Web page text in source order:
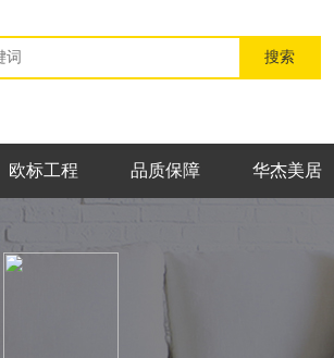
欧标工程 品质保障 华杰美居